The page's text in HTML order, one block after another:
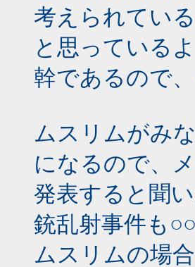
考えられてい
と思っている
幹であるので
ムスリムがみ
になるので、
発表すると聞
銃乱射事件も
ムスリムの場